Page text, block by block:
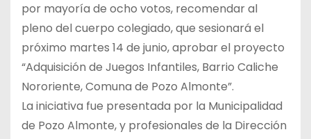
por mayoría de ocho votos, recomendar al
pleno del cuerpo colegiado, que sesionará el
próximo martes 14 de junio, aprobar el proyecto
“Adquisición de Juegos Infantiles, Barrio Caliche
Nororiente, Comuna de Pozo Almonte”.
La iniciativa fue presentada por la Municipalidad
de Pozo Almonte, y profesionales de la Dirección